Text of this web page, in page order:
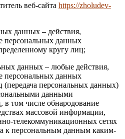
веб-сайта https://zholudev-
данных – действия,
персональных данных
кругу лиц;
данных – любые действия,
персональных данных
(передача персональных данных)
данными
в том числе обнародование
массовой информации,
телекоммуникационных сетях
к персональным данным каким-